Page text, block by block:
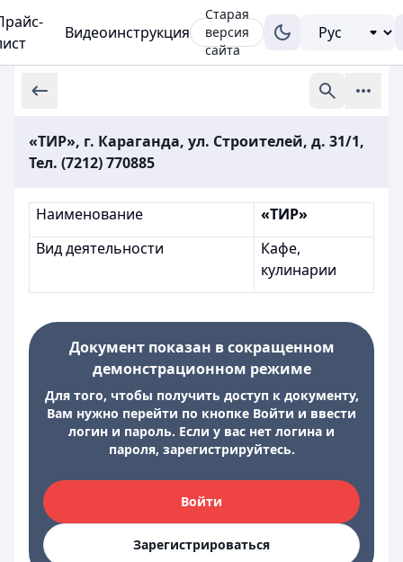
Видеоинструкция
Старая
версия
сайта
«ТИР», г. Караганда, ул. Строителей, д. 31/1,
Тел. (7212) 770885
Наименование
«ТИР»
Вид деятельности
Кафе,
кулинарии
Документ показан в сокращенном
демонстрационном режиме
Для того, чтобы получить доступ к документу,
Вам нужно перейти по кнопке Войти и ввести
логин и пароль. Если у вас нет логина и
пароля, зарегистрируйтесь.
Войти
Зарегистрироваться